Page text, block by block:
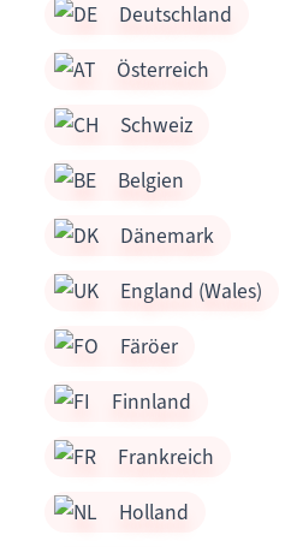
Deutschland
Österreich
Schweiz
Belgien
Dänemark
England (Wales)
Färöer
Finnland
Frankreich
Holland